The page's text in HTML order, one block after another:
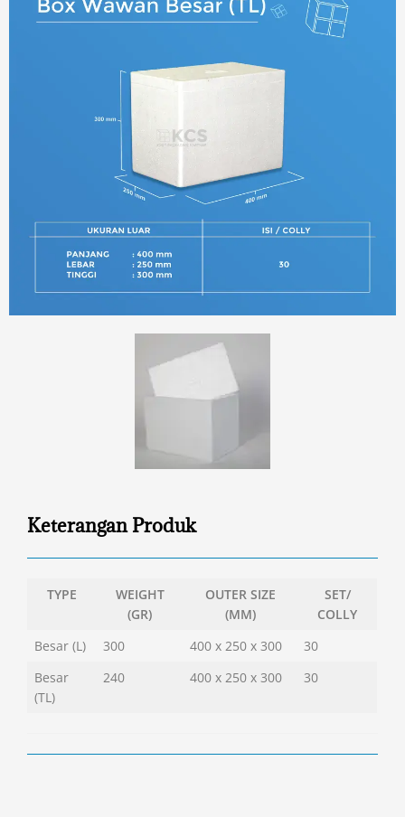
Keterangan Produk
TYPE
WEIGHT
(GR)
OUTER SIZE
(MM)
SET/
COLLY
Besar (L)
300 400 x 250 x 300
30
Besar
(TL)
240 400 x 250 x 300 30